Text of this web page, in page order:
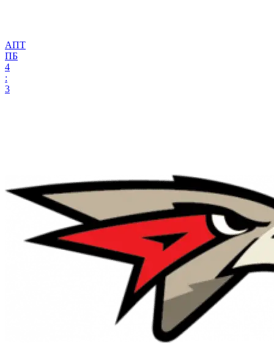
АПТ
ПБ
4
:
3